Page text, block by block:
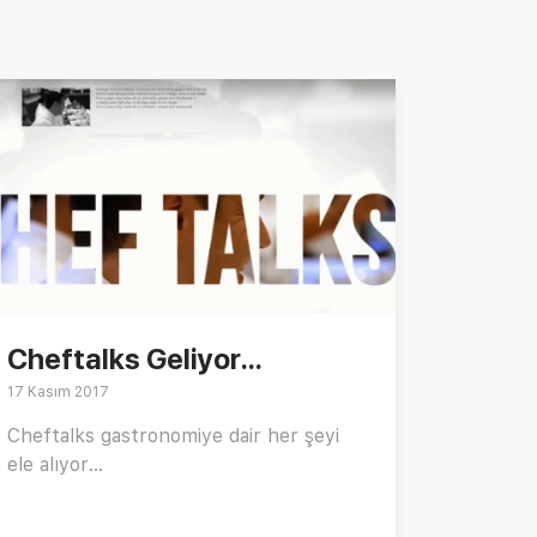
Cheftalks Geliyor...
17 Kasım 2017
Cheftalks gastronomiye dair her şeyi
ele alıyor...